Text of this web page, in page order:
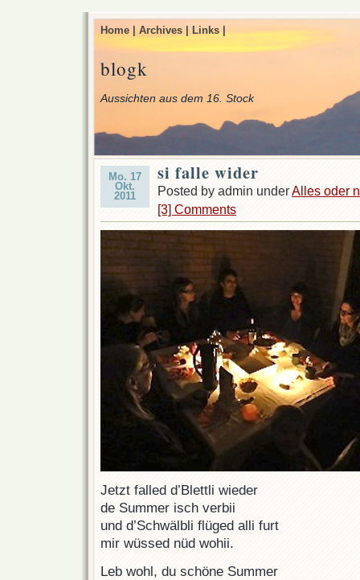
Home | Archives | Links |
blogk
Aussichten aus dem 16. Stock
Mo. 17
Okt.
2011
si falle wider
Posted by admin underAlles oder
[3] Comments
Jetzt falled d’Blettli wieder
de Summer isch verbii
und d’Schwälbli flüged alli furt
mir wüssed nüd wohii.
Leb wohl, du schöne Summer